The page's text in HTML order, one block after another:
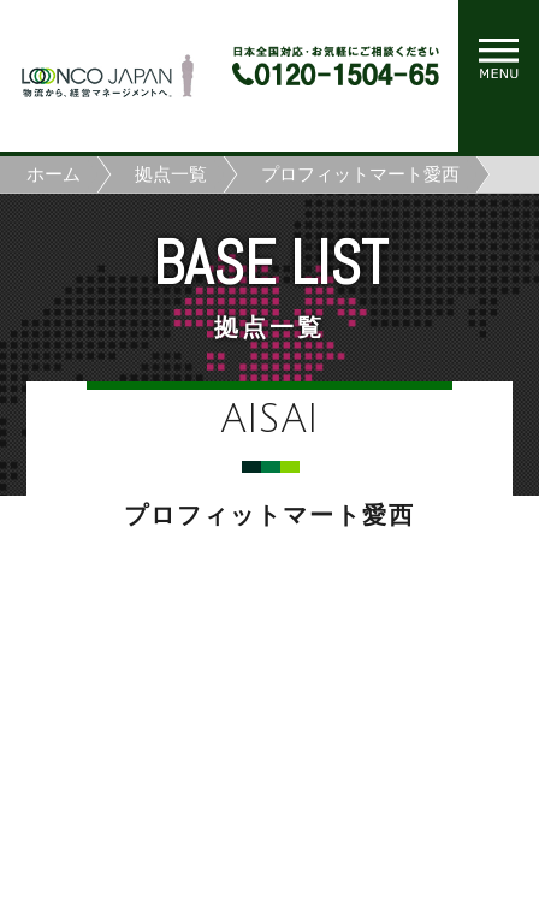
ホーム 拠点一覧 プロフィットマート愛西
BASE LIST
拠点一覧
AISAI
プロフィットマート愛西